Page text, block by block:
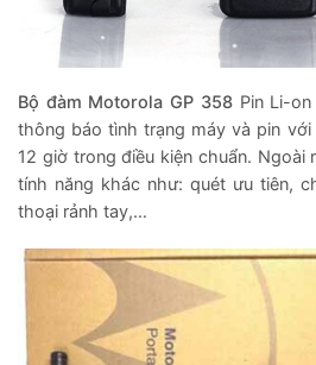
Bộ đàm Motorola GP 358 Pin Li-
thông báo tình trạng máy và pin
12 giờ trong điều kiện chuẩn. Ngoài
tính năng khác như: quét ưu tiên,
thoại rảnh tay,…